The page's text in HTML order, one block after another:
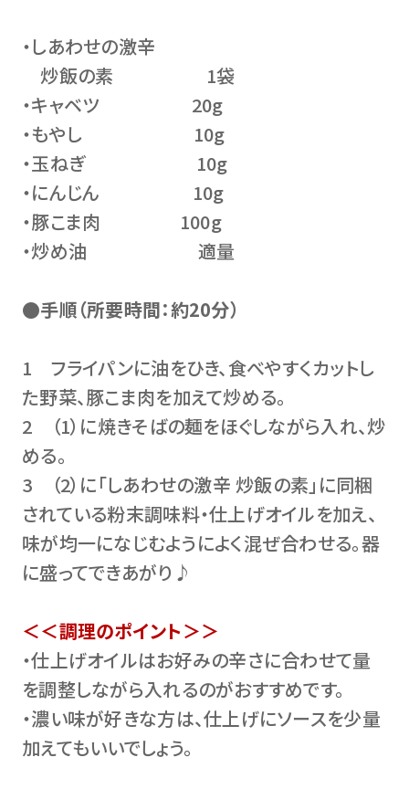
・しあわせの激辛
炒飯の素 1袋
・キャベツ 20g
・もやし 10g
・玉ねぎ 10g
・にんじん 10g
・豚こま肉 100g
・炒め油 適量
●手順（所要時間：約20分）
1 フライパンに油をひき、食べやすくカットし
た野菜、豚こま肉を加えて炒める。
2 （1）に焼きそばの麺をほぐしながら入れ、炒
める。
3 （2）に「しあわせの激辛 炒飯の素」に同梱
されている粉末調味料・仕上げオイルを加え、
味が均一になじむようによく混ぜ合わせる。器
に盛ってできあがり♪
＜＜調理のポイント＞＞
・仕上げオイルはお好みの辛さに合わせて量
を調整しながら入れるのがおすすめです。
・濃い味が好きな方は、仕上げにソースを少量
加えてもいいでしょう。